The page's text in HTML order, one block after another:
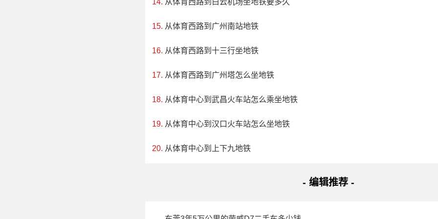
园观光景区三个部分，相互补充，集科考、旅游、科普于一体。1998年，当地采掘
罕见的，形成于140万年前的石花溶洞，次年中国地质学会考察并将其命名为石花水
从体育西路到白云机场坐地铁要多久
从体育西路到广州南站地铁
从体育西路到十三行坐地铁
从体育西路到广州塔怎么坐地铁
从体育中心到武昌火车站怎么乘坐地铁
从体育中心到汉口火车站怎么坐地铁
从体育中心到上下九地铁
- 编辑推荐 -